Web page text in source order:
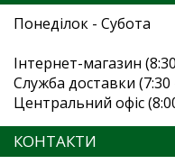
Понеділок - Субота
Інтернет-магазин
Служба доставки (7:30
Центральний офіс
КОНТАКТИ